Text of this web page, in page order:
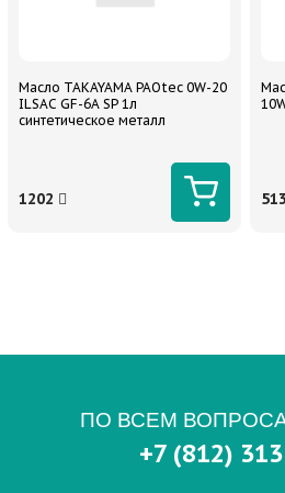
Масло TAKAYAMA PAOtec 0W-20
ILSAC GF-6A SP 1л
синтетическое металл
1202
ПО ВСЕМ
+7 (812)